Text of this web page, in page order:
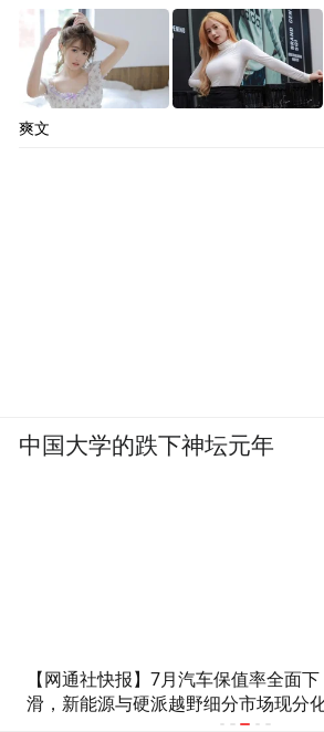
滴滴带队，国产电车“丝滑”驶
拉美
爽文
中国大学的跌下神坛元年